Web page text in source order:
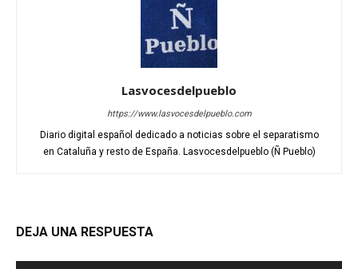
Lasvocesdelpueblo
https://www.lasvocesdelpueblo.com
Diario digital español dedicado a noticias sobre el separatismo
en Cataluña y resto de España. Lasvocesdelpueblo (Ñ Pueblo)
DEJA UNA RESPUESTA